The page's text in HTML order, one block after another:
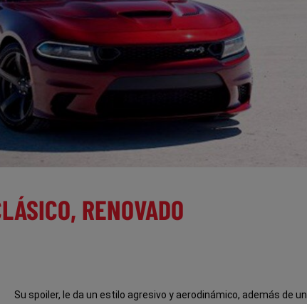
RENOVADO
Su spoiler, le da un estilo agresivo y aerodinámico, además de un